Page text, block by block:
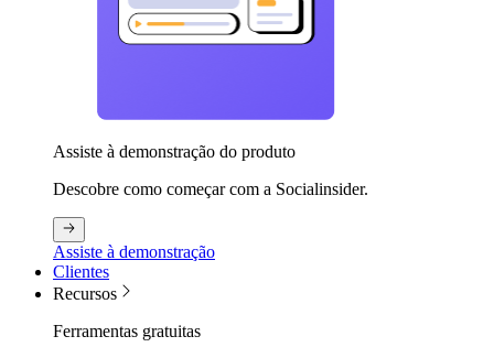
Assiste à demonstração do produto
Descobre como começar com a Socialinsider.
Assiste à demonstração
Clientes
Recursos
Ferramentas gratuitas